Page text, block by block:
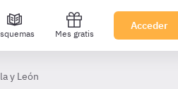
Mes gratis
Acceder
y León